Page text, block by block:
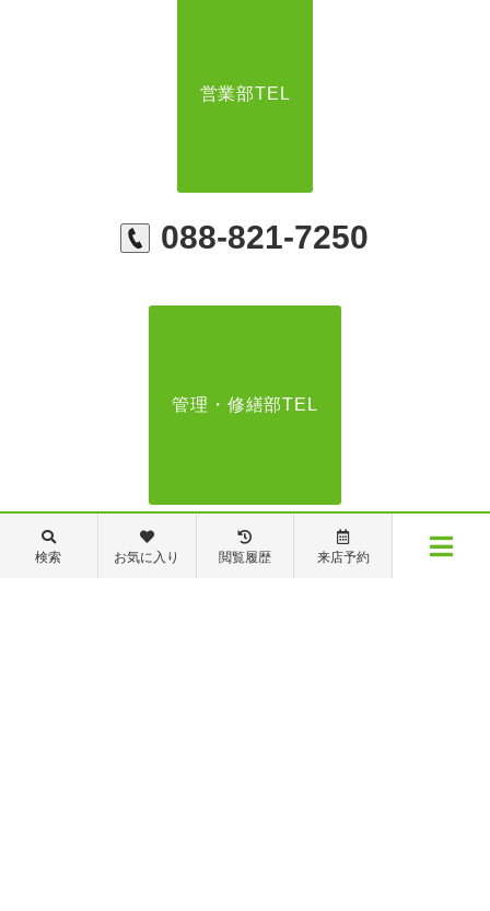
営業部TEL
088-821-7250
管理・修繕部TEL
088-821-7272
検索 お気に入り 閲覧履歴 来店予約